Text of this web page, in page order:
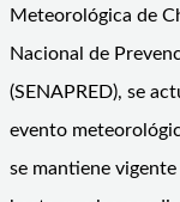
Meteorológica de
Nacional de
(SENAPRED), se
evento
se mantiene